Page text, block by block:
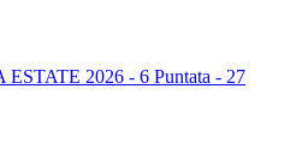
2026 - 6 Puntata - 27